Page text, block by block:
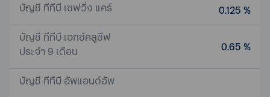
บัญชี ทีทีบี เซฟวิ่ง แคร์
0.125 %
บัญชี ทีทีบี เอกซ์คลูซีฟ
ประจำ 9 เดือน
0.65 %
บัญชี ทีทีบี อัพแอนด์อัพ